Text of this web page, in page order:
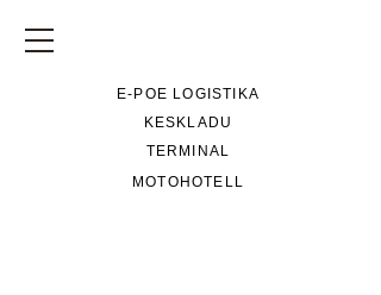
KESKLADU
TERMINAL
MOTOHOTELL
E-POE LOGISTIKA